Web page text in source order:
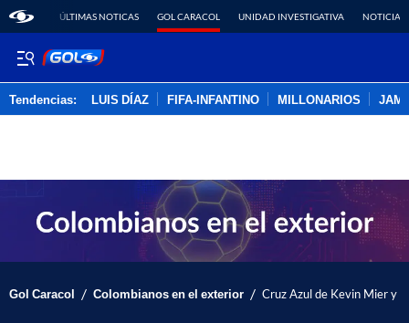
ÚLTIMAS NOTICAS GOL CARACOL UNIDAD INVESTIGATIVA NOTICIAS
Tendencias: LUIS DÍAZ FIFA-INFANTINO MILLONARIOS
Gol Caracol / Colombianos en el exterior / Cruz Azul de Kevin Mier y